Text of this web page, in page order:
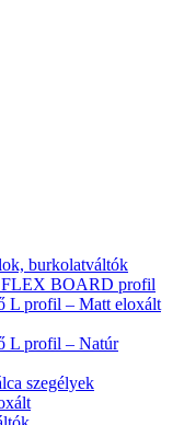
burkolatváltók
FLEX BOARD profil
L profil – Matt eloxált
L profil – Natúr
szegélyek